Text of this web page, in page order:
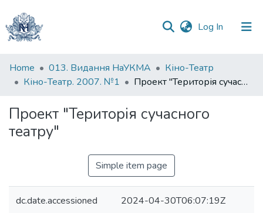
Log In (current)
Communities
&
All of DSpace
Home 013. Видання НаУКМА
Кіно-Театр
Кіно-Театр. 2007. №1
Проект "Територія сучасного театру"
Проект "Територія сучасного
театру"
Simple item page
dc.date.accessioned 2024-04-30T06:07:19Z